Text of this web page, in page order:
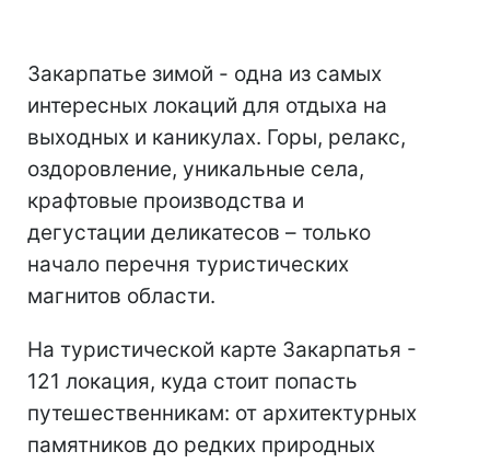
Закарпатье зимой - одна из самых
интересных локаций для отдыха на
выходных и каникулах. Горы, релакс,
оздоровление, уникальные села,
крафтовые производства и
дегустации деликатесов – только
начало перечня туристических
магнитов области.
На туристической карте Закарпатья -
121 локация, куда стоит попасть
путешественникам: от архитектурных
памятников до редких природных